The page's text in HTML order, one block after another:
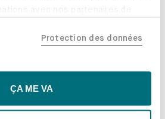
être traitées en dehors de l'UE,
limiter les contenus
modifier tes choix à tout
Protection des données
ÇA ME VA
trouvé le
?